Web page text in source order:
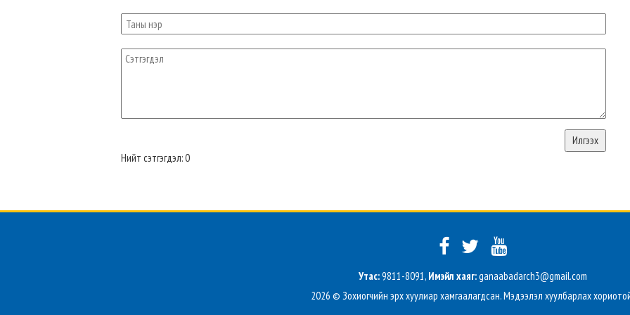
Нийт сэтгэгдэл: 0
Утас:9811-8091, Имэйл хаяг:ganaabadarch3@gmail.com
2026 © Зохиогчийн эрх хуулиар хамгаалагдсан. Мэдээлэл хуулбарлах